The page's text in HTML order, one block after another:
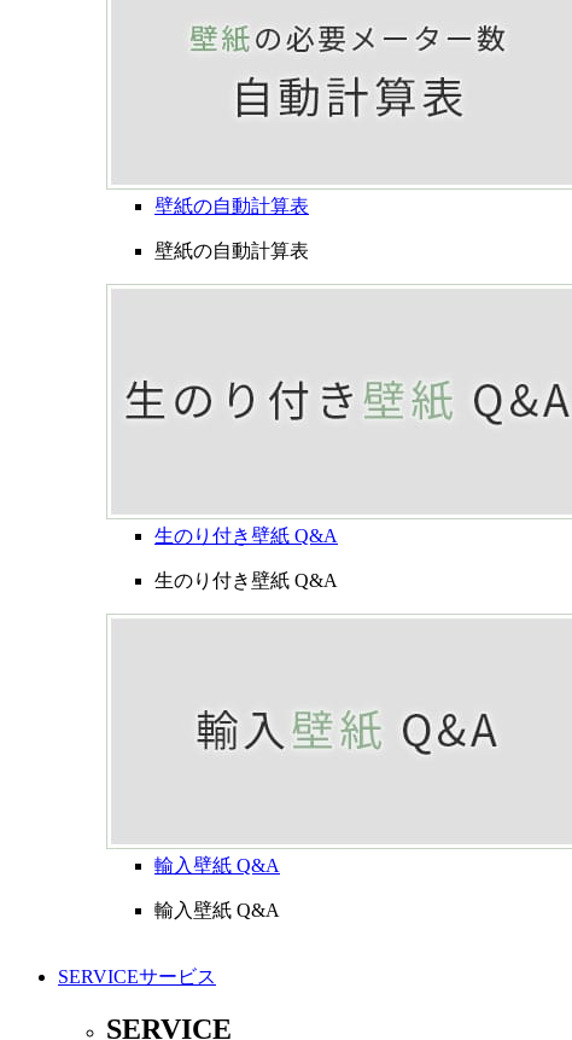
壁紙の自動計算表
壁紙の自動計算表
生のり付き壁紙 Q&A
生のり付き壁紙 Q&A
輸入壁紙 Q&A
輸入壁紙 Q&A
SERVICEサービス
SERVICE